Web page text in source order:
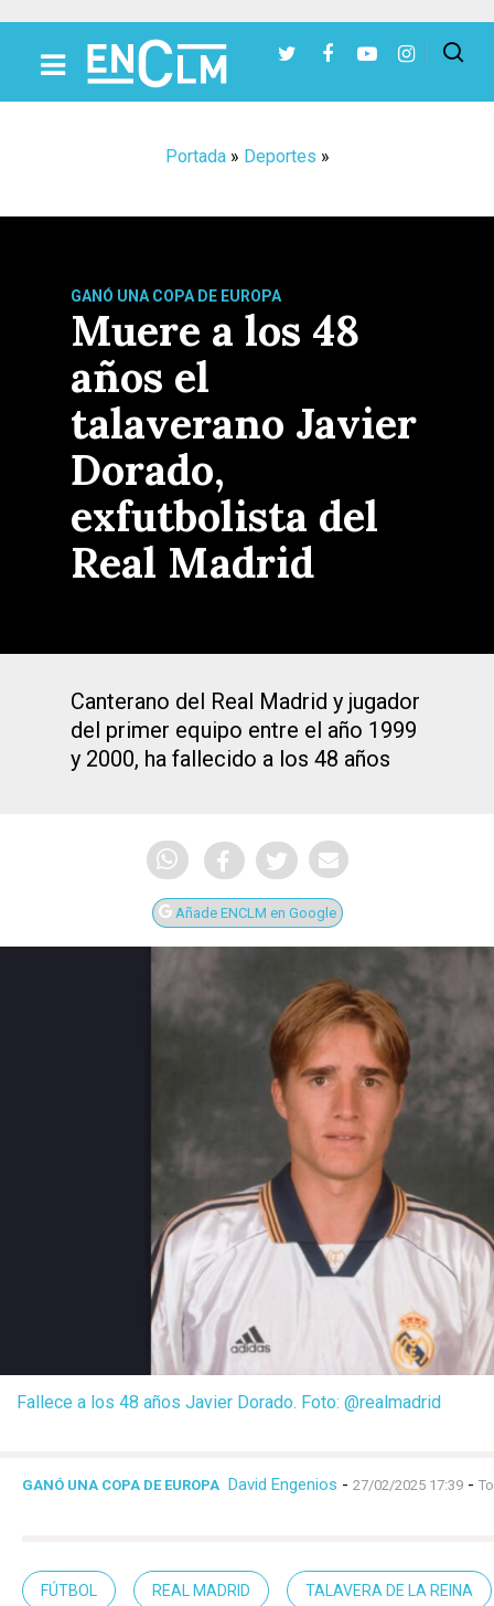
Portada» Deportes »
GANÓ UNA COPA DE EUROPA
Muere a los 48
años el
talaverano Javier
Dorado,
exfutbolista del
Real Madrid
Canterano del Real Madrid y jugador
del primer equipo entre el año 1999
y 2000, ha fallecido a los 48 años
Añade ENCLM en Google
Fallece a los 48 años Javier Dorado. Foto: @realmadrid
GANÓ UNA COPA DE EUROPA David Engenios - 27/02/2025 17:39 -
FÚTBOL REAL MADRID TALAVERA DE LA REINA